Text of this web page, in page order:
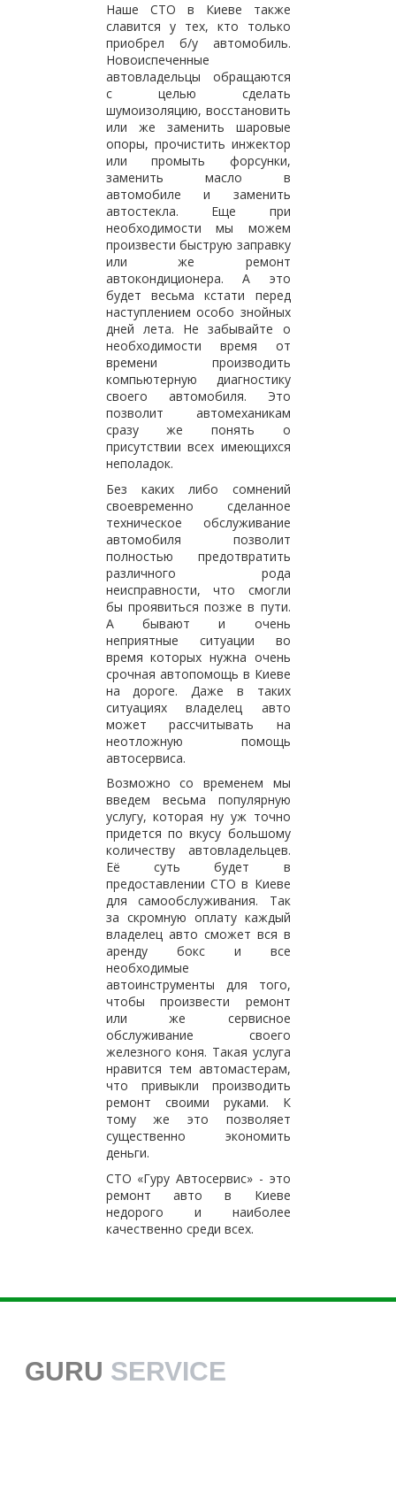
Наше СТО в Киеве также
славится у тех, кто только
приобрел б/у автомобиль.
Новоиспеченные
автовладельцы обращаются
с целью сделать
шумоизоляцию, восстановить
или же заменить шаровые
опоры, прочистить инжектор
или промыть форсунки,
заменить масло в
автомобиле и заменить
автостекла. Еще при
необходимости мы можем
произвести быструю заправку
или же ремонт
автокондиционера. А это
будет весьма кстати перед
наступлением особо знойных
дней лета. Не забывайте о
необходимости время от
времени производить
компьютерную диагностику
своего автомобиля. Это
позволит автомеханикам
сразу же понять о
присутствии всех имеющихся
неполадок.
Без каких либо сомнений
своевременно сделанное
техническое обслуживание
автомобиля позволит
полностью предотвратить
различного рода
неисправности, что смогли
бы проявиться позже в пути.
А бывают и очень
неприятные ситуации во
время которых нужна очень
срочная автопомощь в Киеве
на дороге. Даже в таких
ситуациях владелец авто
может рассчитывать на
неотложную помощь
автосервиса.
Возможно со временем мы
введем весьма популярную
услугу, которая ну уж точно
придется по вкусу большому
количеству автовладельцев.
Её суть будет в
предоставлении СТО в Киеве
для самообслуживания. Так
за скромную оплату каждый
владелец авто сможет вся в
аренду бокс и все
необходимые
автоинструменты для того,
чтобы произвести ремонт
или же сервисное
обслуживание своего
железного коня. Такая услуга
нравится тем автомастерам,
что привыкли производить
ремонт своими руками. К
тому же это позволяет
существенно экономить
деньги.
СТО «Гуру Автосервис» - это
ремонт авто в Киеве
недорого и наиболее
качественно среди всех.
GURU SERVICE